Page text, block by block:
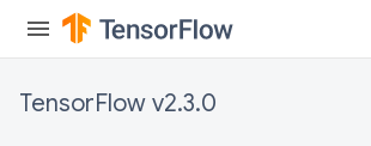
TensorFlow v2.3.0